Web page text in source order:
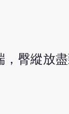
臀縱放盡